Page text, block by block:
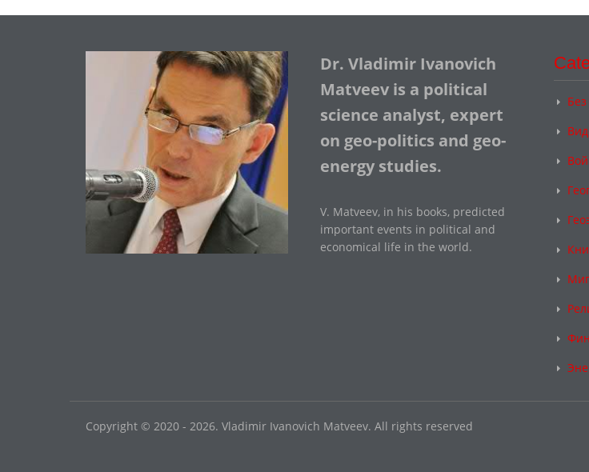
Dr. Vladimir Ivanovich
Matveev is a political
science analyst, expert
on geo-politics and geo-
energy studies.
V. Matveev, in his books, predicted
important events in political and
economical life in the world.
Copyright © 2020 - 2026. Vladimir Ivanovich Matveev. All rights reserved